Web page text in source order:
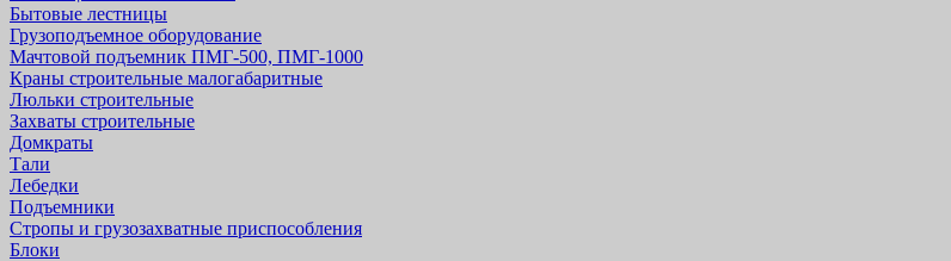
Бытовые лестницы
Грузоподъемное оборудование
Мачтовой подъемник ПМГ-500, ПМГ-1000
Краны строительные малогабаритные
Люльки строительные
Захваты строительные
Домкраты
Тали
Лебедки
Подъемники
Стропы и грузозахватные приспособления
Блоки